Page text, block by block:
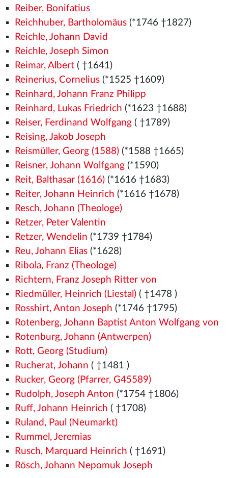
Reiber, Bonifatius
Reichhuber, Bartholomäus(*1746 †1827)
Reichle, Johann David
Reichle, Joseph Simon
Reimar, Albert( †1641)
Reinerius, Cornelius(*1525 †1609)
Reinhard, Johann Franz Philipp
Reinhard, Lukas Friedrich (*1623 †1688)
Reiser, Ferdinand Wolfgang( †1789)
Reising, Jakob Joseph
Reismüller, Georg (1588)(*1588 †1665)
Reisner, Johann Wolfgang(*1590)
Reit, Balthasar (1616)(*1616 †1683)
Reiter, Johann Heinrich (*1616 †1678)
Resch, Johann (Theologe)
Retzer, Peter Valentin
Retzer, Wendelin (*1739 †1784)
Reu, Johann Elias(*1628)
Ribola, Franz (Theologe)
Richtern, Franz Joseph Ritter von
Riedmüller, Heinrich (Liestal)( †1478 )
Rosshirt, Anton Joseph (*1746 †1795)
Rotenberg, Johann Baptist Anton Wolfgang von
Rotenburg, Johann (Antwerpen)
Rott, Georg (Studium)
Rucherat, Johann ( †1481 )
Rucker, Georg (Pfarrer, G45589)
Rudolph, Joseph Anton (*1754 †1806)
Ruff, Johann Heinrich ( †1708)
Ruland, Paul (Neumarkt)
Rummel, Jeremias
Rusch, Marquard Heinrich ( †1691)
Rösch, Johann Nepomuk Joseph